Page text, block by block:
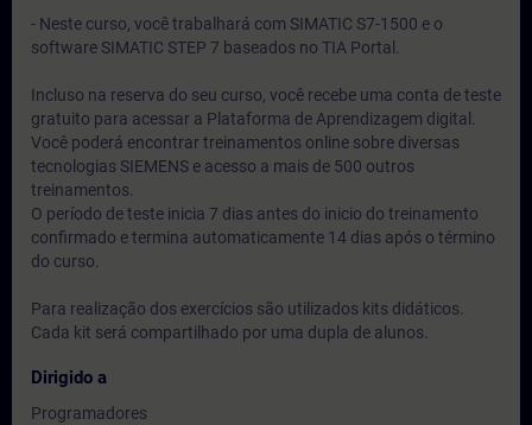
- Neste curso, você trabalhará com SIMATIC S7-1500 e o
software SIMATIC STEP 7 baseados no TIA Portal.
Incluso na reserva do seu curso, você recebe uma conta de teste
gratuito para acessar a Plataforma de Aprendizagem digital.
Você poderá encontrar treinamentos online sobre diversas
tecnologias SIEMENS e acesso a mais de 500 outros
treinamentos.
O período de teste inicia 7 dias antes do inicio do treinamento
confirmado e termina automaticamente 14 dias após o término
do curso.
Para realização dos exercícios são utilizados kits didáticos.
Cada kit será compartilhado por uma dupla de alunos.
Dirigido a
Programadores